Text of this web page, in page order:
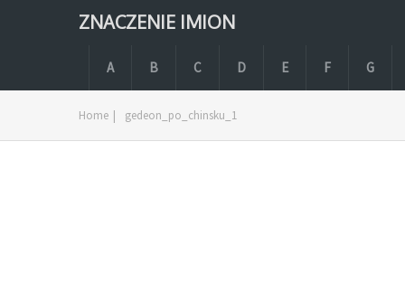
ZNACZENIE IMION
A B C D E F G
Home | gedeon_po_chinsku_1